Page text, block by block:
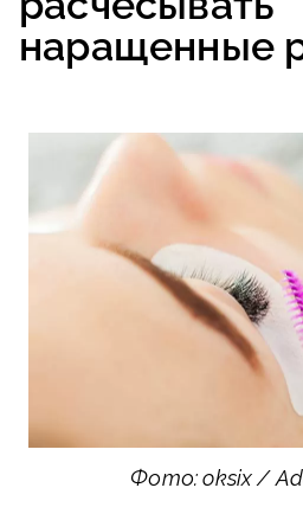
наращенные
Фото: oksix /